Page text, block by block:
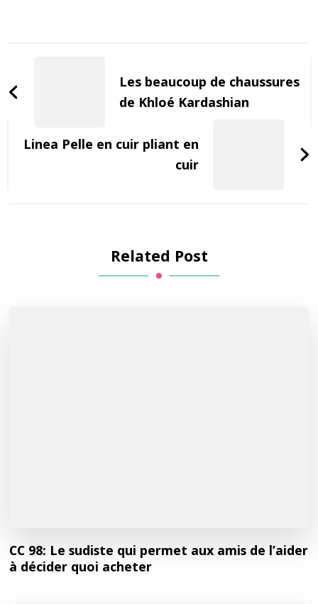
NavigationLes beaucoup de chaussures
de Khloé Kardashian
Linea Pelle en cuir pliant en
cuir
Related Post
CC 98: Le sudiste qui permet aux amis de l’aider
à décider quoi acheter